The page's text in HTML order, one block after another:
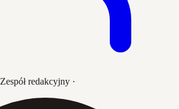
Zespół redakcyjny ·